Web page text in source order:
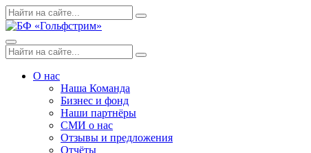
Skip
to
Поиск
по:
Search
Menu
Поиск
по:
Search
О нас
Наша Команда
Бизнес и фонд
Наши партнёры
СМИ о нас
Отзывы и предложения
Отчёты